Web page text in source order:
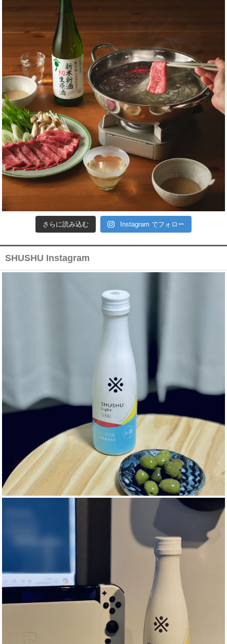
さらに読み込む Instagram でフォロー
SHUSHU Instagram